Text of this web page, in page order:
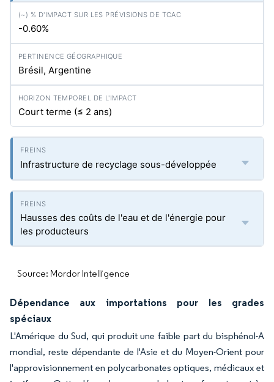
-0.60%
Brésil, Argentine
Court terme (≤ 2 ans)
Infrastructure de recyclage sous-développée
Hausses des coûts de l'eau et de l'énergie pour
les producteurs
Source: Mordor Intelligence
Dépendance aux importations pour les grades
spéciaux
L'Amérique du Sud, qui produit une faible part du bisphénol-A
mondial, reste dépendante de l'Asie et du Moyen-Orient pour
l'approvisionnement en polycarbonates optiques, médicaux et